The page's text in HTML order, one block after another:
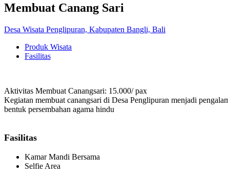
Membuat Canang Sari
Desa Wisata Penglipuran, Kabupaten Bangli, Bali
Produk Wisata
Fasilitas
Aktivitas Membuat Canangsari: 15.000/ pax
Kegiatan membuat canangsari di Desa Penglipuran menjadi
bentuk persembahan agama hindu
Fasilitas
Kamar Mandi Bersama
Selfie Area